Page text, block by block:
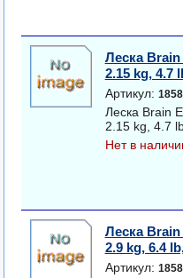
Леска Brain
2.15 kg, 4.7
Артикул:
Леска Brain
2.15 kg, 4.7
Нет в
Леска Brain
2.9 kg, 6.4
Артикул: